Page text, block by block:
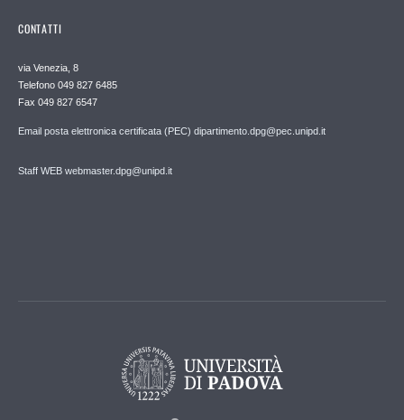
CONTATTI
via Venezia, 8
Telefono 049 827 6485
Fax 049 827 6547
Email posta elettronica certificata (PEC) dipartimento.dpg@pec.unipd.it
Staff WEB webmaster.dpg@unipd.it